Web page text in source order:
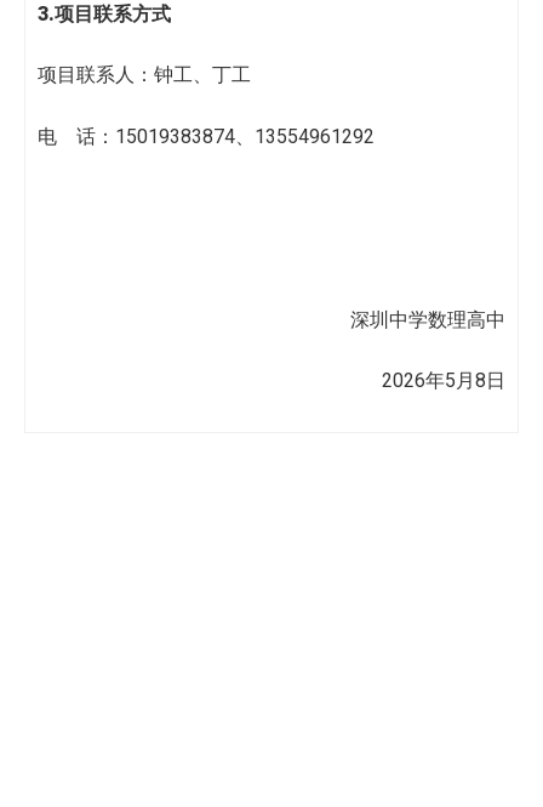
3.项目联系方式
项目联系人：钟工、丁工
电 话：15019383874、13554961292
深圳中学数理高中
2026年5月8日